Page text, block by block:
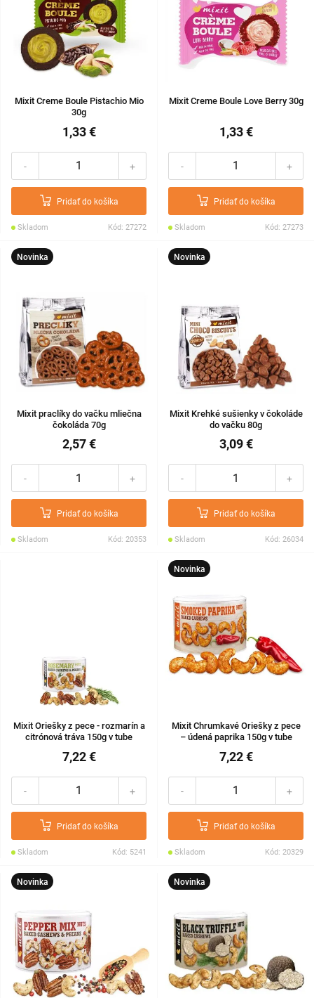
Mixit Creme Boule Pistachio Mio
30g
1,33 €
- +
Pridať do košíka
Skladom Kód: 27272
Mixit Creme Boule Love Berry 30g
1,33 €
- +
Pridať do košíka
Skladom Kód: 27273
Novinka
Mixit praclíky do vačku mliečna
čokoláda 70g
2,57 €
- +
Pridať do košíka
Skladom Kód: 20353
Novinka
Mixit Krehké sušienky v čokoláde
do vačku 80g
3,09 €
- +
Pridať do košíka
Skladom Kód: 26034
Mixit Oriešky z pece - rozmarín a
citrónová tráva 150g v tube
7,22 €
- +
Pridať do košíka
Skladom Kód: 5241
Novinka
Mixit Chrumkavé Oriešky z pece
– údená paprika 150g v tube
7,22 €
- +
Pridať do košíka
Skladom Kód: 20329
Novinka Novinka